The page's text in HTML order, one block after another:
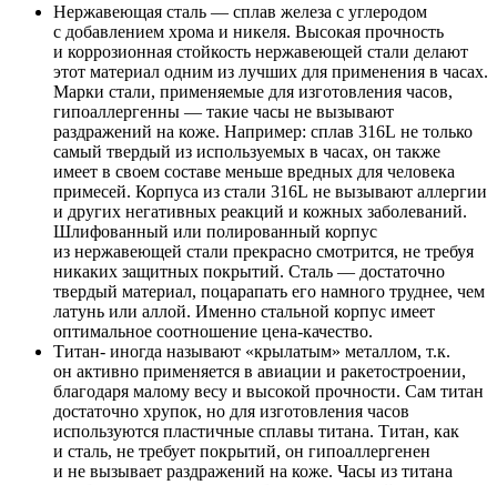
Нержавеющая сталь — сплав железа с углеродом
с добавлением хрома и никеля. Высокая прочность
и коррозионная стойкость нержавеющей стали делают
этот материал одним из лучших для применения в часах.
Марки стали, применяемые для изготовления часов,
гипоаллергенны — такие часы не вызывают
раздражений на коже. Например: сплав 316L не только
самый твердый из используемых в часах, он также
имеет в своем составе меньше вредных для человека
примесей. Корпуса из стали 316L не вызывают аллергии
и других негативных реакций и кожных заболеваний.
Шлифованный или полированный корпус
из нержавеющей стали прекрасно смотрится, не требуя
никаких защитных покрытий. Сталь — достаточно
твердый материал, поцарапать его намного труднее, чем
латунь или аллой. Именно стальной корпус имеет
оптимальное соотношение цена-качество.
Титан- иногда называют «крылатым» металлом, т.к.
он активно применяется в авиации и ракетостроении,
благодаря малому весу и высокой прочности. Сам титан
достаточно хрупок, но для изготовления часов
используются пластичные сплавы титана. Титан, как
и сталь, не требует покрытий, он гипоаллергенен
и не вызывает раздражений на коже. Часы из титана